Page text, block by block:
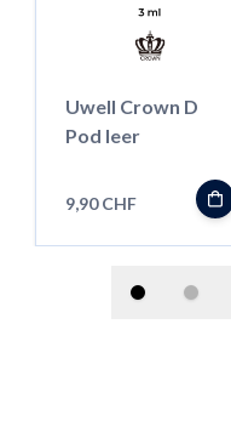
Uwell Crown D
Pod leer
9,90 CHF